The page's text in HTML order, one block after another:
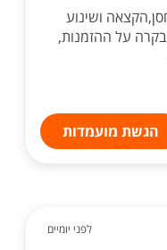
ושינוע
על ההזמנות,
הגשת מועמדות
לפני יומיים